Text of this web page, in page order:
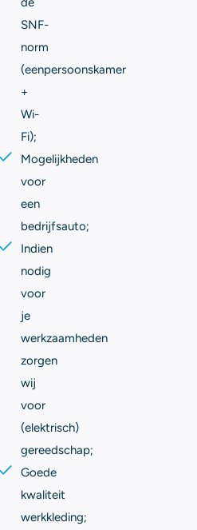
SNF-
norm
(eenpersoonskamer
+
Wi-
Fi);
Mogelijkheden
voor
een
bedrijfsauto;
Indien
nodig
voor
je
werkzaamheden
zorgen
wij
voor
(elektrisch)
gereedschap;
Goede
kwaliteit
werkkleding;